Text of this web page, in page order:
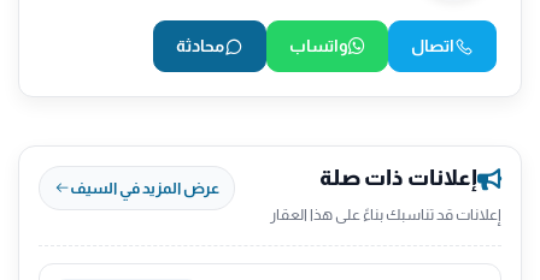
اتصال واتساب محادثة
إعلانات ذات صلة
إعلانات قد تناسبك بناءً على هذا العقار
عرض المزيد في السيف